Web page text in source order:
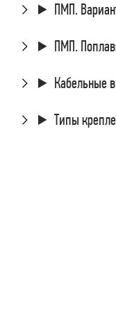
ПМП.
ПМП.
Кабельные
Типы